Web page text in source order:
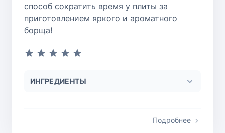
способ сократить время у плиты за
приготовлением яркого и ароматного
борща!
ИНГРЕДИЕНТЫ
Подробнее